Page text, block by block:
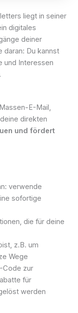
liegt in seiner
digitales
deiner
daran: Du kannst
und Interessen
E-Mail,
direkten
und fördert
verwende
sofortige
die für deine
z.B. um
Wege
Code zur
für
werden